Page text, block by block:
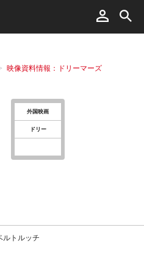
映像資料情報：ドリーマーズ
外国映画
ドリー
ルトルッチ